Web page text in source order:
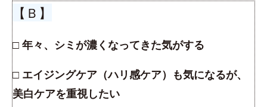
【Ｂ】
□ 年々、シミが濃くなってきた気がする
□ エイジングケア（ハリ感ケア）も気になるが、
美白ケアを重視したい